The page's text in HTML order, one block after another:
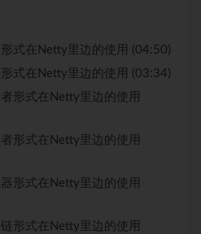
式在Netty里边的使用 (04:50)
式在Netty里边的使用 (03:34)
形式在Netty里边的使用
形式在Netty里边的使用
形式在Netty里边的使用
形式在Netty里边的使用